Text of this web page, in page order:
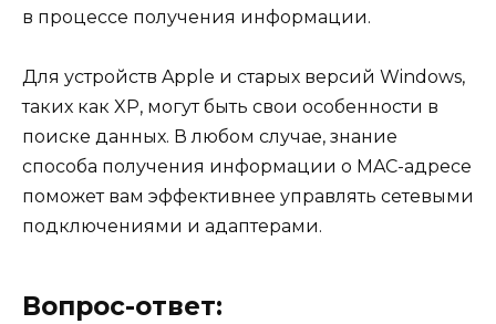
в процессе получения информации.
Для устройств Apple и старых версий Windows,
таких как XP, могут быть свои особенности в
поиске данных. В любом случае, знание
способа получения информации о MAC-адресе
поможет вам эффективнее управлять сетевыми
подключениями и адаптерами.
Вопрос-ответ: